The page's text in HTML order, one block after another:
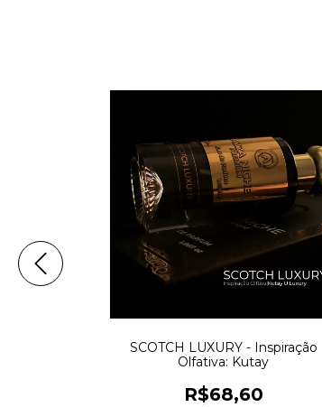
SCOTCH LUXURY - Inspiração
Olfativa: Kutay
R$68,60